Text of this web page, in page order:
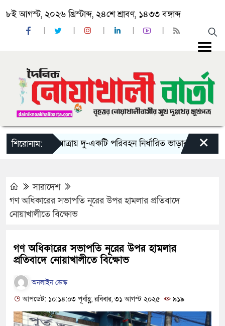
৮ই আগস্ট, ২০২৬ খ্রিস্টাব্দ, ২৪শে শ্রাবণ, ১৪৩৩ বঙ্গাব্দ
শিরোনাম:
‘ঈদ যাত্রায় দু-একটি পরিবহন নির্ধারিত ভাড়ার চেয়েও কম×
সারাদেশ
গণ অধিকারের সভাপতি নূরের উপর হামলার প্রতিবাদে
নোয়াখালীতে বিক্ষোভ
গণ অধিকারের সভাপতি নূরের উপর হামলার
প্রতিবাদে নোয়াখালীতে বিক্ষোভ
অনলাইন ডেস্ক
আপডেট: ১০:১৪:০৩ পূর্বাহ্ণ, রবিবার, ৩১ আগস্ট ২০২৫
৯১৯